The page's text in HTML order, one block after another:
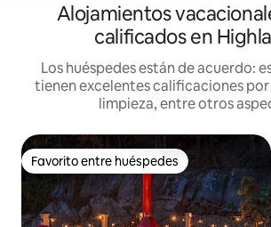
Alojamientos
calificados en
Los huéspedes están de acuerdo:
tienen excelentes calificaciones
limpieza, entre otros
Favorito entre huéspedes
Favorito entre huéspedes